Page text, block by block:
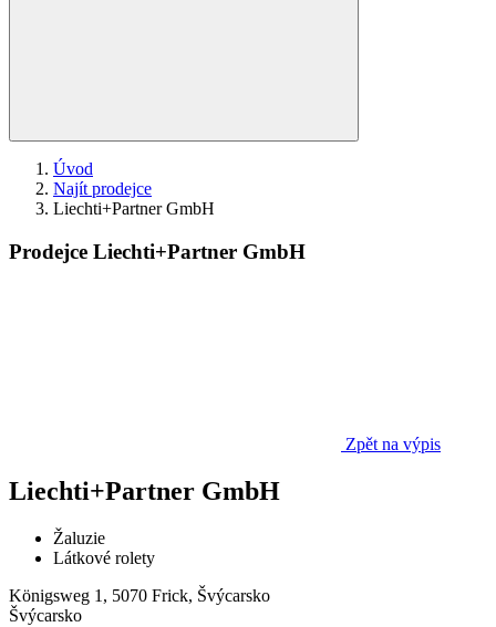
Úvod
Najít prodejce
Liechti+Partner GmbH
Prodejce Liechti+Partner GmbH
Zpět na výpis
Liechti+Partner GmbH
Žaluzie
Látkové rolety
Königsweg 1, 5070 Frick, Švýcarsko
Švýcarsko